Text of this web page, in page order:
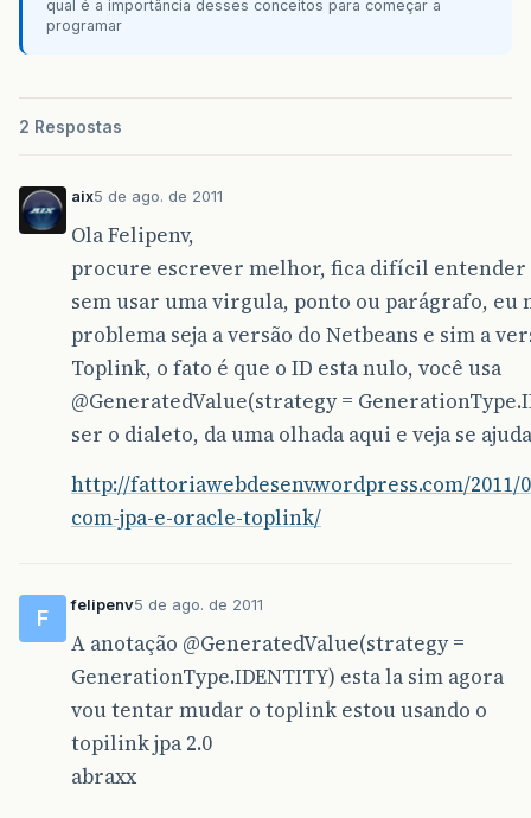
qual é a importância desses conceitos para começar a
programar
2 Respostas
aix5 de ago. de 2011
Ola Felipenv,
procure escrever melhor, fica difícil entender
sem usar uma virgula, ponto ou parágrafo, eu
problema seja a versão do Netbeans e sim a
Toplink, o fato é que o ID esta nulo, você usa
@GeneratedValue(strategy =
ser o dialeto, da uma olhada aqui e veja se
http://fattoriawebdesenv.wordpress.com/2011/
com-jpa-e-oracle-toplink/
F
felipenv5 de ago. de 2011
A anotação @GeneratedValue(strategy =
GenerationType.IDENTITY) esta la sim agora
vou tentar mudar o toplink estou usando o
topilink jpa 2.0
abraxx